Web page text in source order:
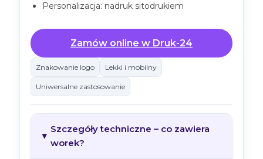
Personalizacja: nadruk sitodrukiem
Zamów online w Druk-24
Znakowanie logo Lekki i mobilny
Uniwersalne zastosowanie
Szczegóły techniczne – co zawiera
worek?